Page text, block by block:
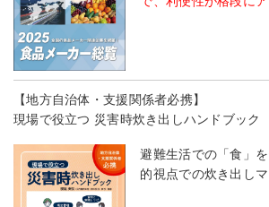
【地方自治体・支援関係者必携】
現場で役立つ 災害時炊き出しハンドブック
避難生活での「食」
的視点での炊き出し